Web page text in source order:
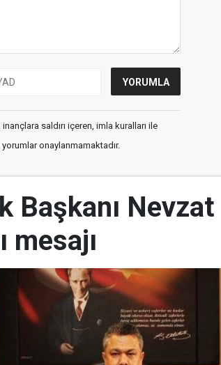
saldırı içeren, imla kuralları ile
onaylanmamaktadır.
Başkanı Nevzat
mesajı